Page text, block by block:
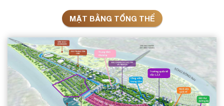
MẶT BẰNG TỔNG THỂ